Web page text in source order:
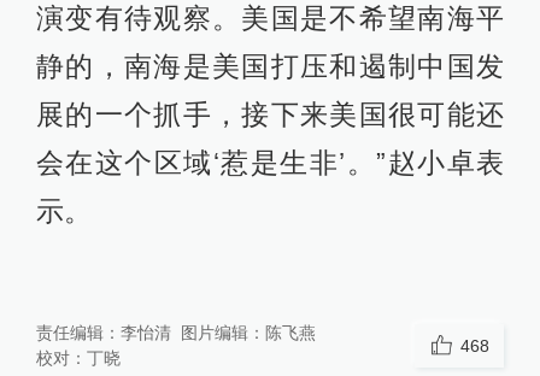
演变有待观察。美国是不希望南海平
静的，南海是美国打压和遏制中国发
展的一个抓手，接下来美国很可能还
会在这个区域‘惹是生非’。”赵小卓表
示。
责任编辑： 李怡清 图片编辑： 陈飞燕
校对： 丁晓
468